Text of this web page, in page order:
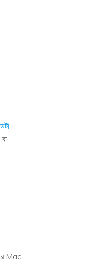
Mac